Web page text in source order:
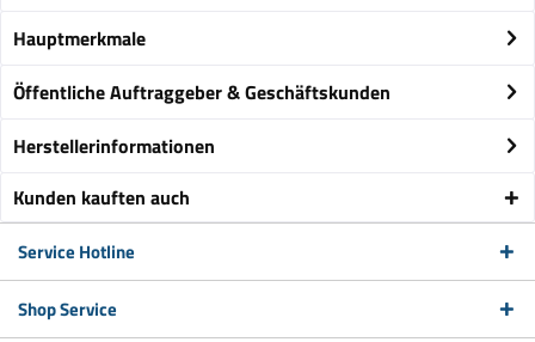
Hauptmerkmale
Öffentliche Auftraggeber & Geschäftskunden
Herstellerinformationen
Kunden kauften auch
Service Hotline
Shop Service